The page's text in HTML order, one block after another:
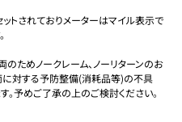
トされておりメーターはマイル表示で
ためノークレーム、ノーリターンのお
に対する予防整備(消耗品等)の不具